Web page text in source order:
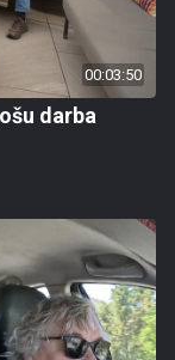
00:03:50
darba